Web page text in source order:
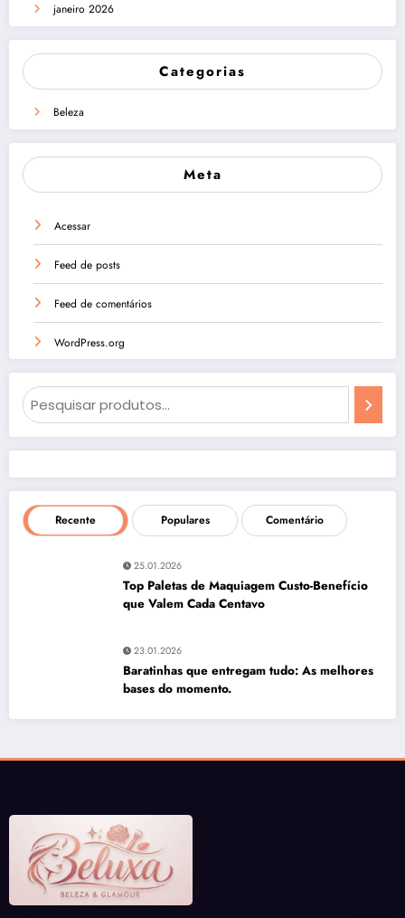
janeiro 2026
Categorias
Beleza
Meta
Acessar
Feed de posts
Feed de comentários
WordPress.org
Pesquisa
Recente Populares Comentário
25.01.2026
Top Paletas de Maquiagem Custo-Benefício
que Valem Cada Centavo
23.01.2026
Baratinhas que entregam tudo: As melhores
bases do momento.